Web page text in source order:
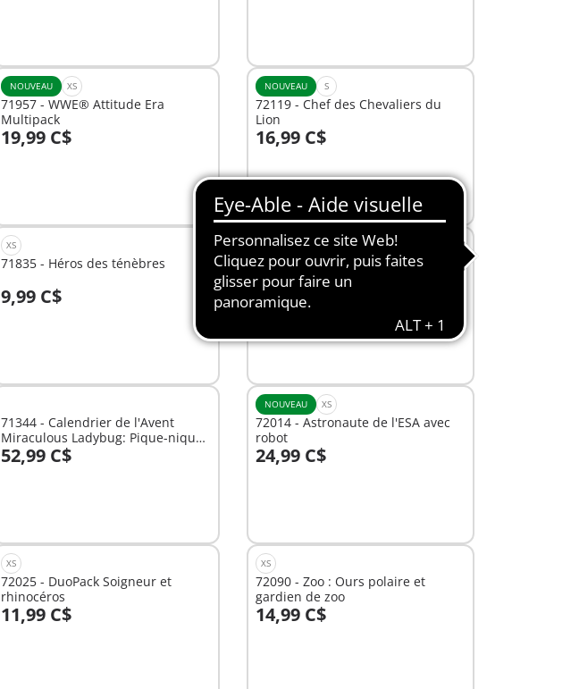
NOUVEAU XS
71957 - WWE® Attitude Era
Multipack
19,99 C$
Au panier
NOUVEAU S
72119 - Chef des Chevaliers du
Lion
16,99 C$
Au panier
XS
71835 - Héros des ténèbres
9,99 C$
Au panier
M
71744 - Bar à chats avec 6 chats et
3 personnages
42,99 C$
Au panier
71344 - Calendrier de l'Avent
Miraculous Ladybug: Pique-nique
à Paris
52,99 C$
Au panier
NOUVEAU XS
72014 - Astronaute de l'ESA avec
robot
24,99 C$
Au panier
XS
72025 - DuoPack Soigneur et
rhinocéros
11,99 C$
Au panier
XS
72090 - Zoo : Ours polaire et
gardien de zoo
14,99 C$
Au panier